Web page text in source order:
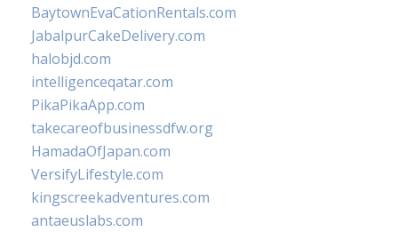
BaytownEvaCationRentals.com
JabalpurCakeDelivery.com
halobjd.com
intelligenceqatar.com
PikaPikaApp.com
takecareofbusinessdfw.org
HamadaOfJapan.com
VersifyLifestyle.com
kingscreekadventures.com
antaeuslabs.com